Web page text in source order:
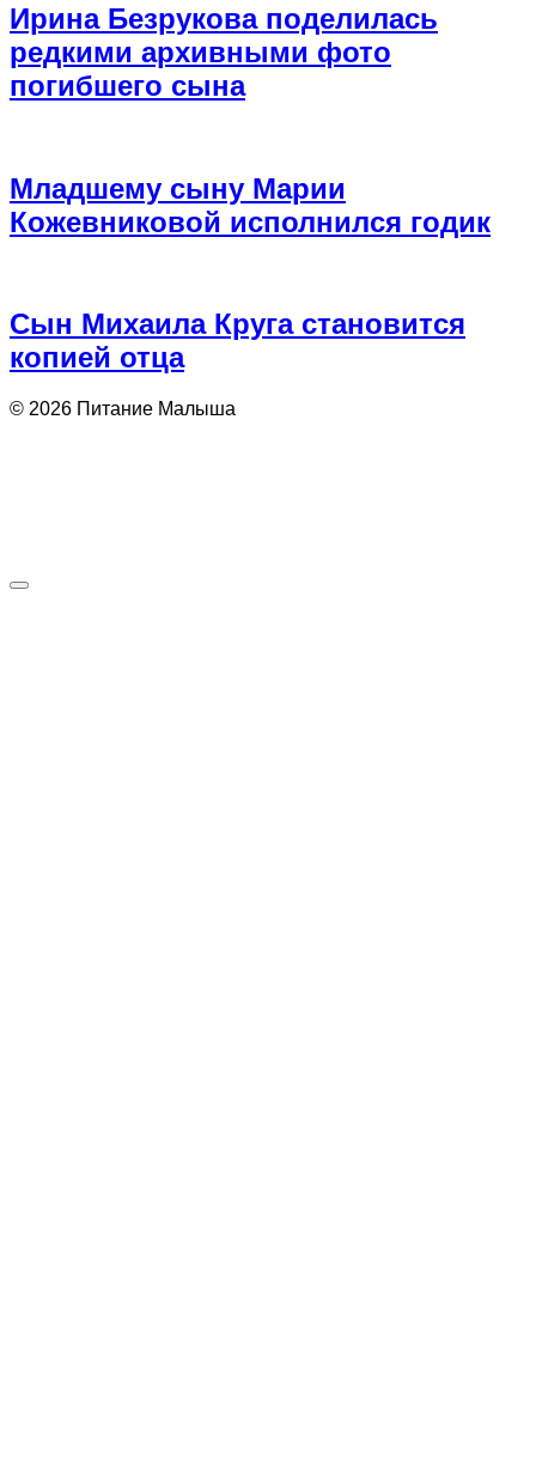
Ирина Безрукова поделилась
редкими архивными фото
погибшего сына
Младшему сыну Марии
Кожевниковой исполнился годик
Сын Михаила Круга становится
копией отца
© 2026 Питание Малыша